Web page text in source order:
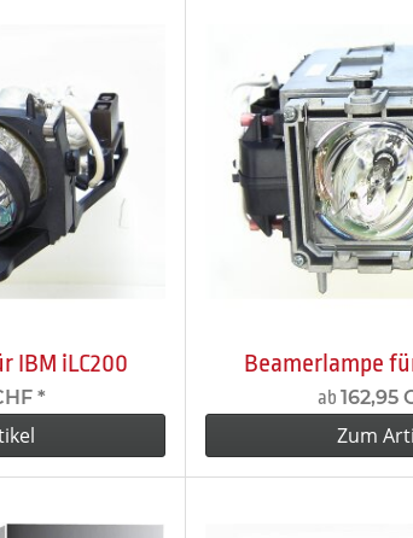
IBM iLC200
*
Beamerlampe
ab 162,95
Zum